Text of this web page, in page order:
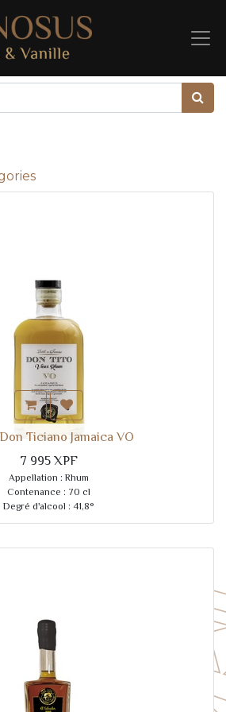
Ticiano Jamaica VO
7 995XPF
Appellation : Rhum
Contenance : 70 cl
Degré d'alcool : 41,8°